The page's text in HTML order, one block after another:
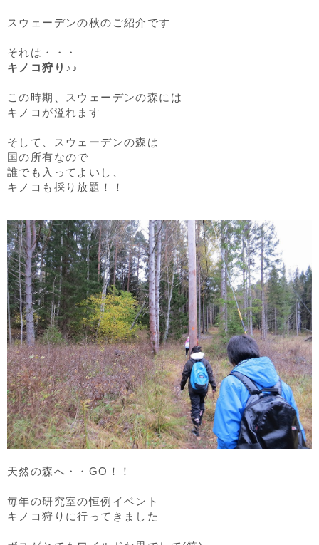
スウェーデンの秋のご紹介です
それは・・・
キノコ狩り♪♪
この時期、スウェーデンの森には
キノコが溢れます
そして、スウェーデンの森は
国の所有なので
誰でも入ってよいし、
キノコも採り放題！！
天然の森へ・・GO！！
毎年の研究室の恒例イベント
キノコ狩りに行ってきました